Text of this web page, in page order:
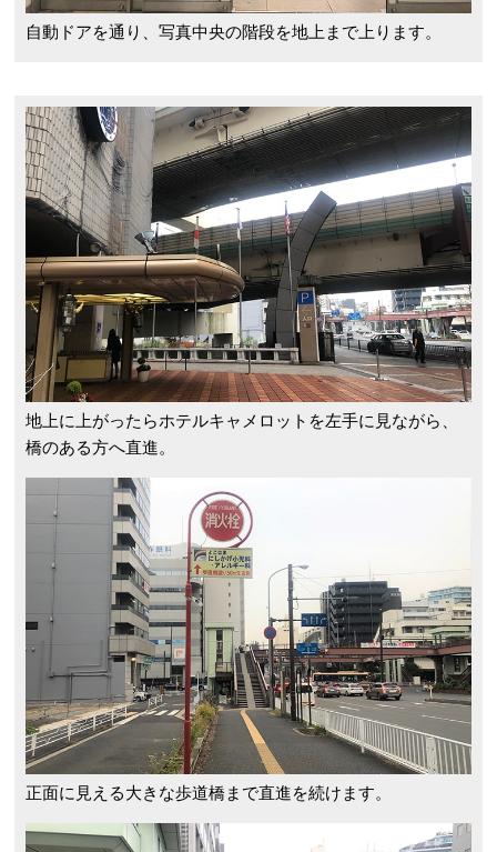
自動ドアを通り、写真中央の階段を地上まで上ります。
地上に上がったらホテルキャメロットを左手に見ながら、
橋のある方へ直進。
正面に見える大きな歩道橋まで直進を続けます。